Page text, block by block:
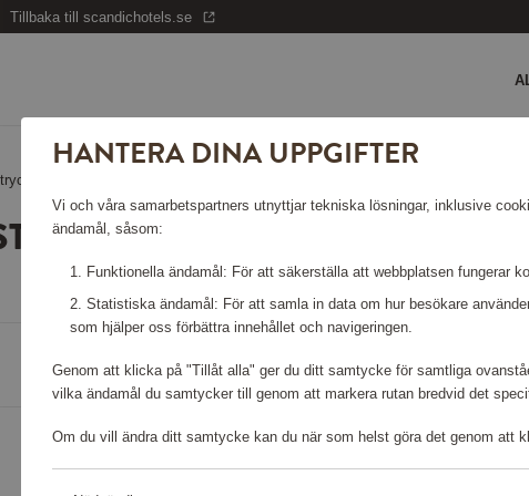
Tillbaka till scandichotels.se
K MINI PLUS
Logga in för att kunna handla
HANTERA DINA UPPGIFTER
Vi och våra samarbetspartners utnyttjar tekniska lösningar, inklusive
ändamål, såsom:
Funktionella ändamål: För att säkerställa att webbplatsen fungerar
Statistiska ändamål: För att samla in data om hur besökare
som hjälper oss förbättra innehållet och navigeringen.
Genom att klicka på "Tillåt alla" ger du ditt samtycke för samtliga
vilka ändamål du samtycker till genom att markera rutan bredvid det
Om du vill ändra ditt samtycke kan du när som helst göra det genom att